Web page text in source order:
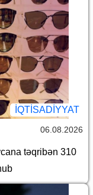
İQTİSADİYYAT
06.08.2026
təqribən 310